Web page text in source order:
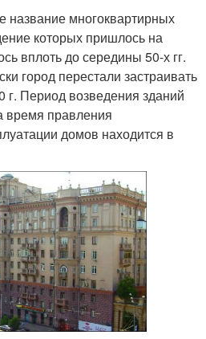
название многоквартирных
которых пришлось на
вплоть до середины 50-х гг.
город перестали застраивать
г. Период возведения зданий
время правления
домов находится в